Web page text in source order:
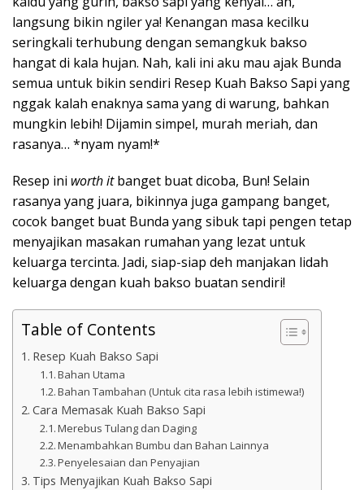
langsung bikin ngiler ya! Kenangan masa kecilku
seringkali terhubung dengan semangkuk bakso
hangat di kala hujan. Nah, kali ini aku mau ajak Bunda
semua untuk bikin sendiri Resep Kuah Bakso Sapi yang
nggak kalah enaknya sama yang di warung, bahkan
mungkin lebih! Dijamin simpel, murah meriah, dan
rasanya… *nyam nyam!*
Resep ini worth itbanget buat dicoba, Bun! Selain
rasanya yang juara, bikinnya juga gampang banget,
cocok banget buat Bunda yang sibuk tapi pengen tetap
menyajikan masakan rumahan yang lezat untuk
keluarga tercinta. Jadi, siap-siap deh manjakan lidah
keluarga dengan kuah bakso buatan sendiri!
Table of Contents
Resep Kuah Bakso Sapi
Bahan Utama
Bahan Tambahan (Untuk cita rasa lebih istimewa!)
Cara Memasak Kuah Bakso Sapi
Merebus Tulang dan Daging
Menambahkan Bumbu dan Bahan Lainnya
Penyelesaian dan Penyajian
Tips Menyajikan Kuah Bakso Sapi